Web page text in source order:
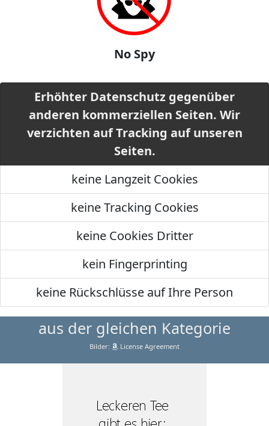
No Spy
Erhöhter Datenschutz gegenüber
anderen kommerziellen Seiten. Wir
verzichten auf Tracking auf unseren
Seiten.
keine Langzeit Cookies
keine Tracking Cookies
keine Cookies Dritter
kein Fingerprinting
keine Rückschlüsse auf Ihre Person
aus der gleichen Kategorie
Bilder: License Agreement